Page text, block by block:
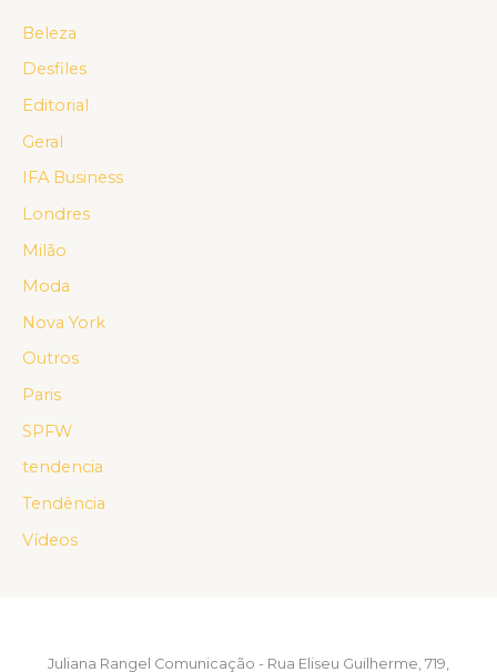
Beleza
Desfiles
Editorial
Geral
IFA Business
Londres
Milão
Moda
Nova York
Outros
Paris
SPFW
tendencia
Tendência
Vídeos
Juliana Rangel Comunicação - Rua Eliseu Guilherme, 719,